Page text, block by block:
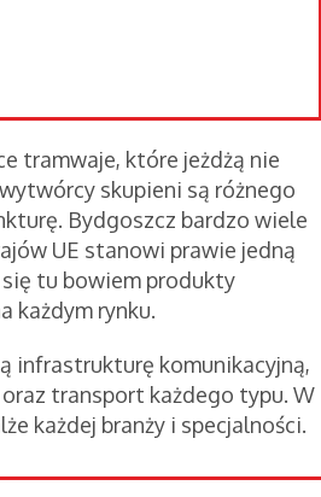
tramwaje, które jeżdżą nie
skupieni są różnego
Bydgoszcz bardzo wiele
UE stanowi prawie jedną
tu bowiem produkty
każdym rynku.
infrastrukturę komunikacyjną,
transport każdego typu. W
każdej branży i specjalności.